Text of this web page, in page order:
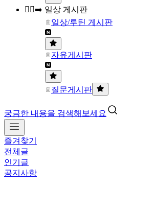
🏃‍♀️‍➡️ 일상 게시판
일상/루틴 게시판
자유게시판
질문게시판
궁금한 내용을 검색해보세요
즐겨찾기
전체글
인기글
공지사항